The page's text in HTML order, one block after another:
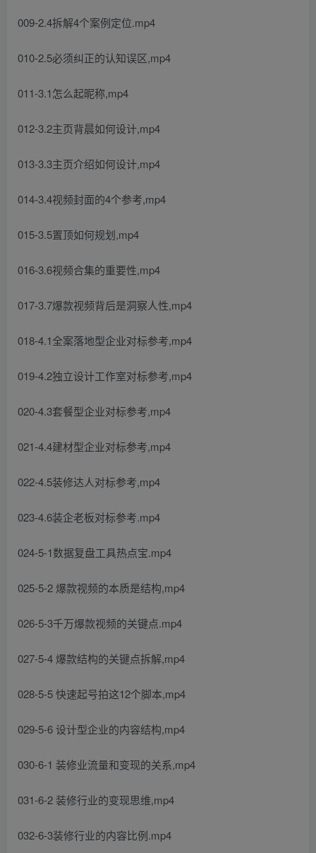
009-2.4拆解4个案例定位.mp4
010-2.5必须纠正的认知误区,mp4
011-3.1怎么起昵称,mp4
012-3.2主页背晨如何设计,mp4
013-3.3主页介绍如何设计,mp4
014-3.4视频封面的4个参考,mp4
015-3.5置顶如何规划,mp4
016-3.6视频合集的重要性,mp4
017-3.7爆款视频背后是洞察人性,mp4
018-4.1全案落地型企业对标参考,mp4
019-4.2独立设计工作室对标参考,mp4
020-4.3套餐型企业对标参考,mp4
021-4.4建材型企业对标参考,mp4
022-4.5装修达人对标参考,mp4
023-4.6装企老板对标参考.mp4
024-5-1数据复盘工具热点宝.mp4
025-5-2 爆款视频的本质是结构,mp4
026-5-3千万爆款视频的关键点.mp4
027-5-4 爆款结构的关键点拆解,mp4
028-5-5 快速起号拍这12个脚本,mp4
029-5-6 设计型企业的内容结构,mp4
030-6-1 装修业流量和变现的关系,mp4
031-6-2 装修行业的变现思维,mp4
032-6-3装修行业的内容比例.mp4